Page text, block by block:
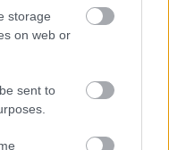
storage
on web or
sent to
bár
az szűrődött
a
A szövegek
ad számot:
saját, 14
Mások